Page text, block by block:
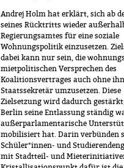
Andrej Holm hat erklärt, sich ab
seines Rücktritts wieder
Regierungsamtes für eine soziale
Wohnungspolitik einzusetzen.
dabei kann nur sein, die
mietpolitischen Versprechen des
Koalitionsvertrages auch ohne
Staatssekretär umzusetzen. Diese
Zielsetzung wird dadurch
Berlin seine Entlassung ständig
außerparlamentarische
mobilisiert hat. Darin verbünden
Schüler*innen- und
mit Stadtteil- und